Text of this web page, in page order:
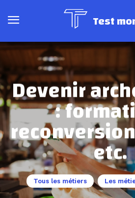
Test
Devenir
:
etc.
Tous les métiers Les